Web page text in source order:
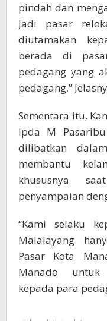
pindah dan
Jadi pasar
diutamakan
berada di
pedagang yang
pedagang,”
Sementara itu,
Ipda M
dilibatkan
membantu
khususnya
penyampaian
“Kami selaku
Malalayang
Pasar Kota
Manado untuk
kepada para